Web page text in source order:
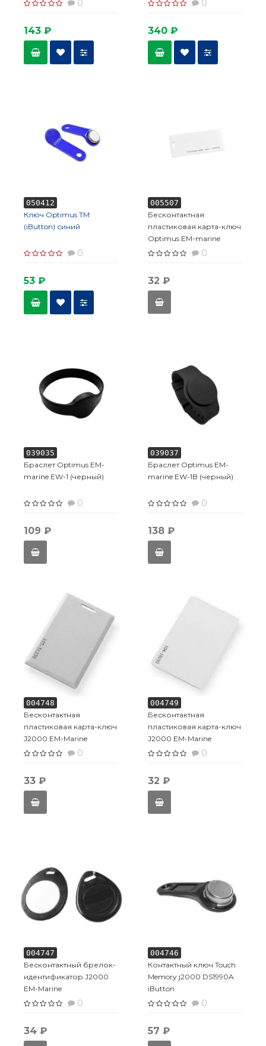
0
143 ₽
0
340 ₽
050412
Ключ Optimus ТМ
(iButton) синий
0
53 ₽
005507
Бесконтактная
пластиковая карта-ключ
Optimus EM-marine
(толстая)_V.1 0
32 ₽
039035
Браслет Optimus EM-
marine EW-1 (черный)
0
109 ₽
039037
Браслет Optimus EM-
marine EW-1B (черный)
0
138 ₽
004748
Бесконтактная
пластиковая карта-ключ
J2000 EM-Marine
(толстая)
0
33 ₽
004749
Бесконтактная
пластиковая карта-ключ
J2000 EM-Marine
(тонкая)
0
32 ₽
004747
Бесконтактный брелок-
идентификатор J2000
EM-Marine
0
34 ₽
004746
Контактный ключ Touch
Memory j2000 DS1990A
iButton
0
57 ₽